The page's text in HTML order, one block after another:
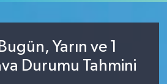
Yarın ve 1
Durumu Tahmini
ve Fikstür